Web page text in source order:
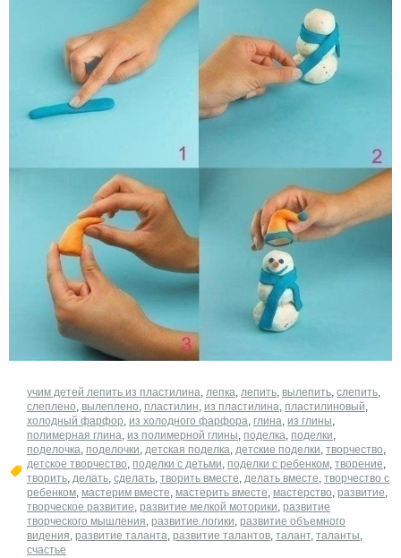
учим детей лепить из пластилина, лепка, лепить, вылепить, слепить,
слеплено, вылеплено, пластилин, из пластилина, пластилиновый,
холодный фарфор, из холодного фарфора, глина, из глины,
полимерная глина, из полимерной глины, поделка, поделки,
поделочка, поделочки, детская поделка, детские поделки, творчество,
детское творчество, поделки с детьми, поделки с ребенком, творение,
творить, делать, сделать, творить вместе, делать вместе, творчество с
ребенком, мастерим вместе, мастерить вместе, мастерство, развитие,
творческое развитие, развитие мелкой моторики, развитие
творческого мышления, развитие логики, развитие объемного
видения, развитие таланта, развитие талантов, талант, таланты,
счастье